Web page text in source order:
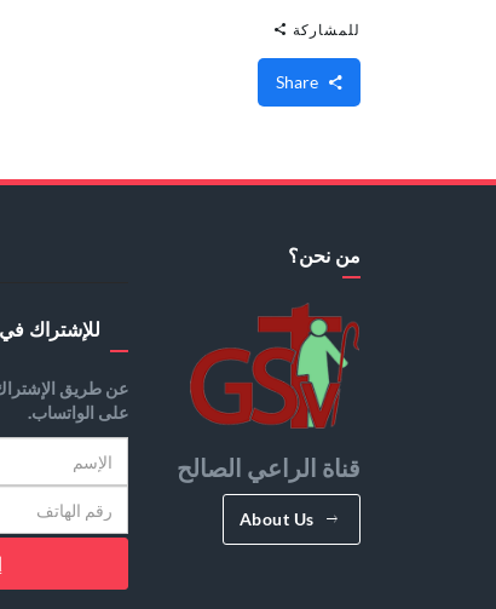
للمشاركة
من نحن؟
قناة الراعي الصالح
About Us
للإشتراك
عن طريق
على الواتساب.